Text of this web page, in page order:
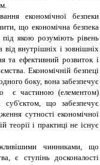
економічної безпеки
що економічна безпека
під якою розуміють рівень
від внутрішніх і зовнішніх
та ефективний розвиток і
Економічній безпеці
боку, вона забезпечує
є частиною (елементом)
суб'єктом, що забезпечує
сутності економічної
теорії і практиці не існує
чинниками, що
є ступінь досконалості